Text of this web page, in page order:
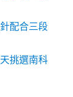
配合三段
挑選南科